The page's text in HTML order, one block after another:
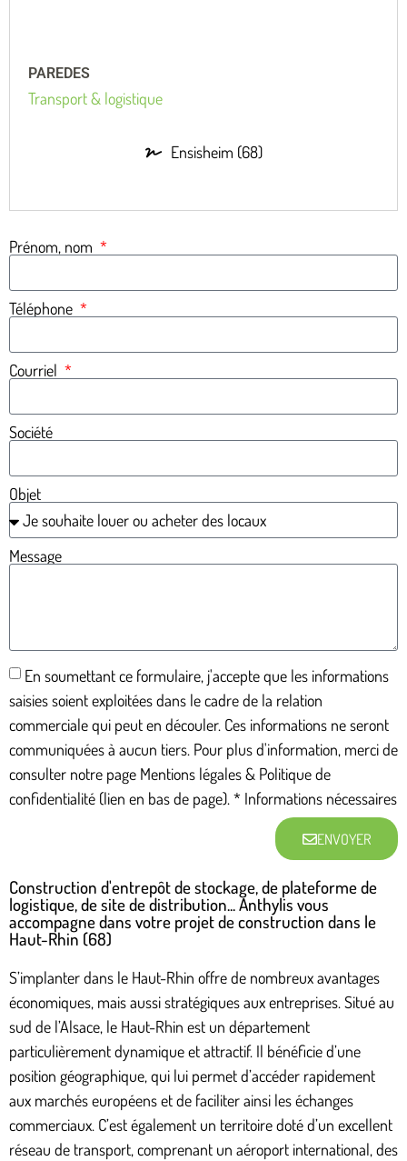
PAREDES
Transport & logistique
Ensisheim (68)
Prénom, nom
Téléphone
Courriel
Société
Objet
Message
En soumettant ce formulaire, j'accepte que les informations
saisies soient exploitées dans le cadre de la relation
commerciale qui peut en découler. Ces informations ne seront
communiquées à aucun tiers. Pour plus d'information, merci de
consulter notre page Mentions légales & Politique de
confidentialité (lien en bas de page). * Informations nécessaires
ENVOYER
Construction d'entrepôt de stockage, de plateforme de
logistique, de site de distribution... Anthylis vous
accompagne dans votre projet de construction dans le
Haut-Rhin (68)
S’implanter dans le Haut-Rhin offre de nombreux avantages
économiques, mais aussi stratégiques aux entreprises. Situé au
sud de l’Alsace, le Haut-Rhin est un département
particulièrement dynamique et attractif. Il bénéficie d’une
position géographique, qui lui permet d’accéder rapidement
aux marchés européens et de faciliter ainsi les échanges
commerciaux. C’est également un territoire doté d’un excellent
réseau de transport, comprenant un aéroport international, des